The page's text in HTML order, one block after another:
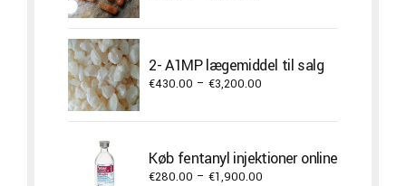
€2,000.00
2- A1MP lægemiddel til salg
€430.00 – €3,200.00
€3,200.00
Køb fentanyl injektioner online
€280.00 – €1,900.00